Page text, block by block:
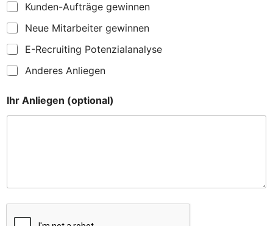
Kunden-Aufträge gewinnen
Neue Mitarbeiter gewinnen
E-Recruiting Potenzialanalyse
Anderes Anliegen
Ihr Anliegen (optional)